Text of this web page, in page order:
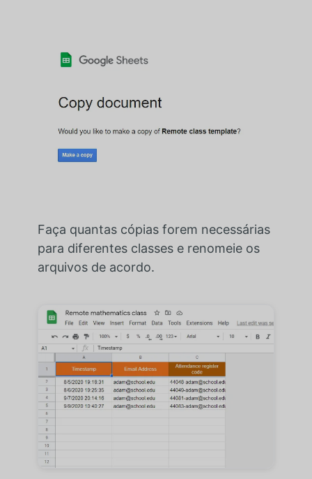
Faça quantas cópias forem necessárias
para diferentes classes e renomeie os
arquivos de acordo.